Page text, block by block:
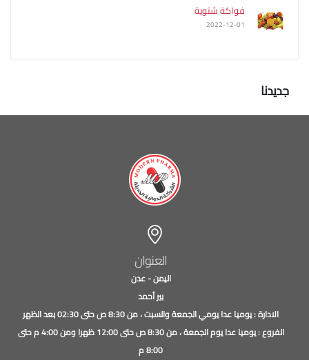
فواكة شتوية
2022-12-01
جديدنا
العنوان
اليمن - عدن
بير أحمد
الادارة : يوميا عدا يومي الجمعة والسبت ، من 8:30 ص حتى 02:30 بعد الظهر
الفروع : يوميا عدا يوم الجمعة ، من 8:30 ص حتى 12:00 ظهرا ومن 4:00 م حتى
8:00 م